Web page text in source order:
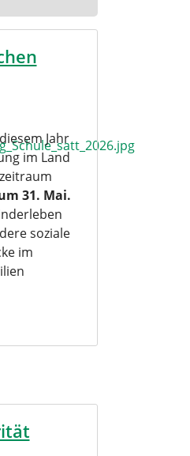
Jahr
im Land
31. Mai.
soziale
im